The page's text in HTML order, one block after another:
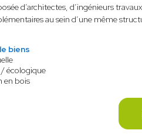
d’architectes, d’ingénieurs
au sein d’une même
biens
/ écologique
en bois